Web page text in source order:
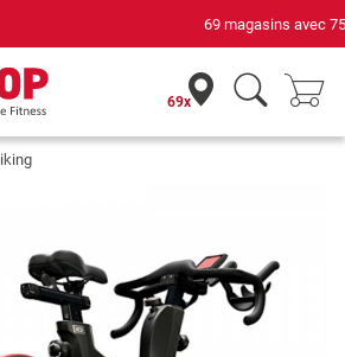
avec 75 techniciens
69x